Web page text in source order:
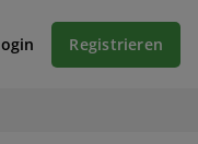
Registrieren